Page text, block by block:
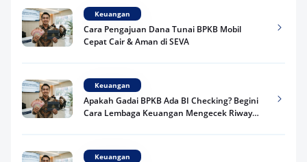
Keuangan
Cara Pengajuan Dana Tunai BPKB Mobil
Cepat Cair & Aman di SEVA
Keuangan
Apakah Gadai BPKB Ada BI Checking? Begini
Cara Lembaga Keuangan Mengecek Riwayat
Keuangan